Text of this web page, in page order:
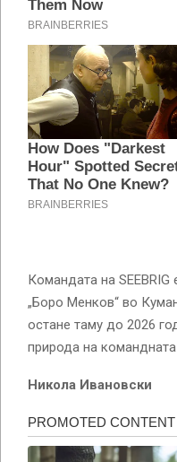
Командата на
„Боро Менков“ во
остане таму до 2026
природа на командната
Никола Ивановски